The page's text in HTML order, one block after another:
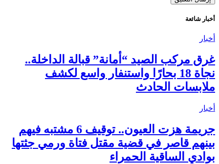
أخبار شائعة
أخبار
غرق مركب الصيد “أمانة” قبالة الداخلة..
نجاة 18 بحارًا واستنفار واسع لكشف
ملابسات الحادث
أخبار
جريمة هزت العيون.. توقيف 6 مشتبه فيهم
بينهم قاصر في قضية مقتل فتاة ورمي جثتها
بوادي الساقية الحمراء